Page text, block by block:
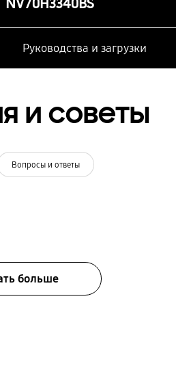
NV70H3340BS
Руководства и загрузки
и советы
Вопросы и ответы
больше